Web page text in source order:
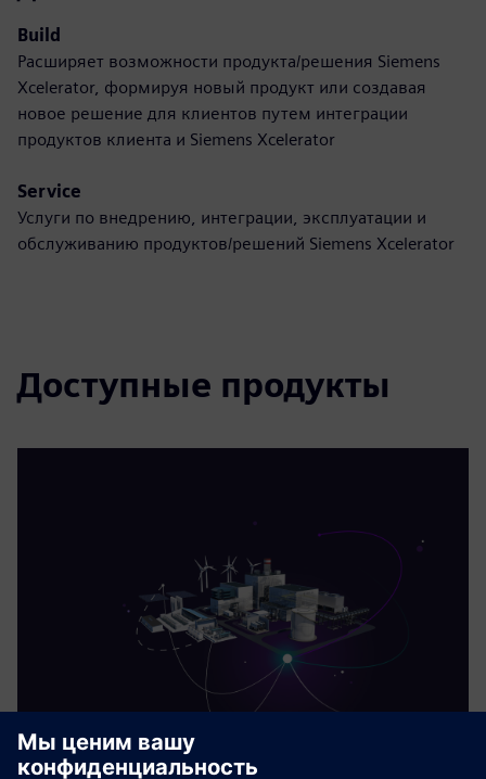
Build
Расширяет возможности продукта/решения Siemens
Xcelerator, формируя новый продукт или создавая
новое решение для клиентов путем интеграции
продуктов клиента и Siemens Xcelerator
Service
Услуги по внедрению, интеграции, эксплуатации и
обслуживанию продуктов/решений Siemens Xcelerator
Доступные продукты